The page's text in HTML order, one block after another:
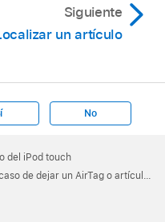
Siguiente
un artículo
No
del iPod touch
o artículo en Encontrar en el iPod touch